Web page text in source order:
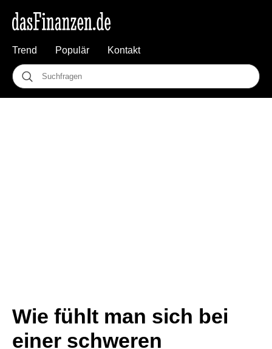
Trend Populär Kontakt
Wie fühlt man sich bei
einer schweren